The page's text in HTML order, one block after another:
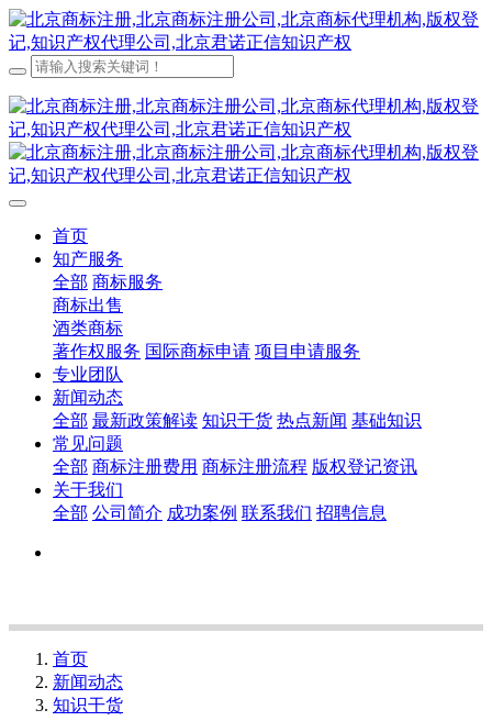
首页
知产服务
全部 商标服务
商标出售
酒类商标
著作权服务 国际商标申请 项目申请服务
专业团队
新闻动态
全部 最新政策解读 知识干货 热点新闻 基础知识
常见问题
全部 商标注册费用 商标注册流程 版权登记资讯
关于我们
全部 公司简介 成功案例 联系我们 招聘信息
首页
新闻动态
知识干货